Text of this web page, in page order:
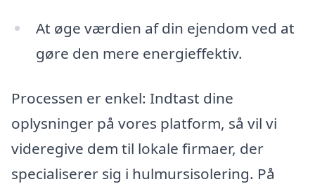
At øge værdien af din ejendom ved at
gøre den mere energieffektiv.
Processen er enkel: Indtast dine
oplysninger på vores platform, så vil vi
videregive dem til lokale firmaer, der
specialiserer sig i hulmursisolering. På